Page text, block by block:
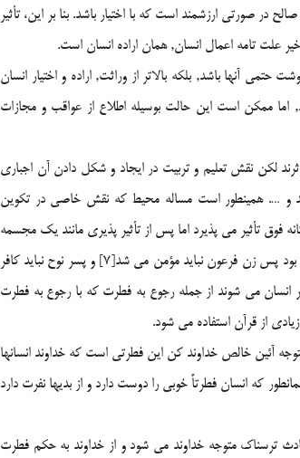
در صورتي ارزشمند است كه با اختيار باشد. بنا بر اين، تأثير
علت تامه اعمال انسان, همان اراده انسان است.
آنها باشد, بلكه بالاتر از وراثت, اراده و اختيار انسان
اما ممكن است اين حالت بوسيله اطلاع از عواقب و مجازات
لكن نقش تعليم و تربيت در ايجاد و شكل دادن آن اجباري
و …. همينطور است مساله محيط كه نقش خاصي در تكوين
فوق تأثير مي پذيرد اما پس از تأثير پذيري مانند يك مجسمه
سنگي نيست كه امكان تغيير او وجود نداشته باشد.[6] و اگر عوامل فوق علت تامه بود پس زن فرعون نبايد مؤمن مي شد[7] و پسر نوح نبايد كافر
تغيير انسان مي شوند از جمله رجوع به فطرت كه با رجوع به فطرت
از قرآن استفاده مي شود.
الَّتِي فَطَرَ النَّاسَ عَلَيْها»[9] پس روي خود را متوجه آئين خالص خداوند كن اين فطرتي است كه خداوند انسانها
و همانطور كه انسان فطرتاً خوبي را دوست دارد و از بديها نفرت دارد
ترسناك متوجه خداوند مي شود و از خداوند به حكم فطرت